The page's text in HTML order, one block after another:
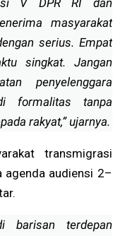
masyarakat
serius. Empat
singkat. Jangan
penyelenggara
formalitas tanpa
rakyat,” ujarnya.
transmigrasi
agenda audiensi 2–
barisan terdepan